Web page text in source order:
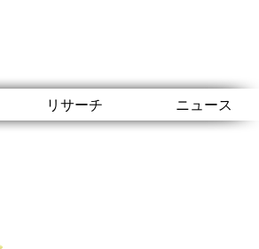
リサーチ ニュース